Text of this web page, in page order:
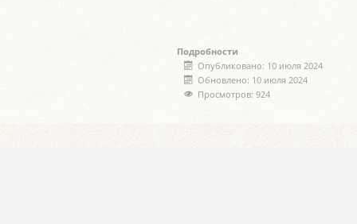
Подробности
Опубликовано: 10 июля 2024
Обновлено: 10 июля 2024
Просмотров: 924